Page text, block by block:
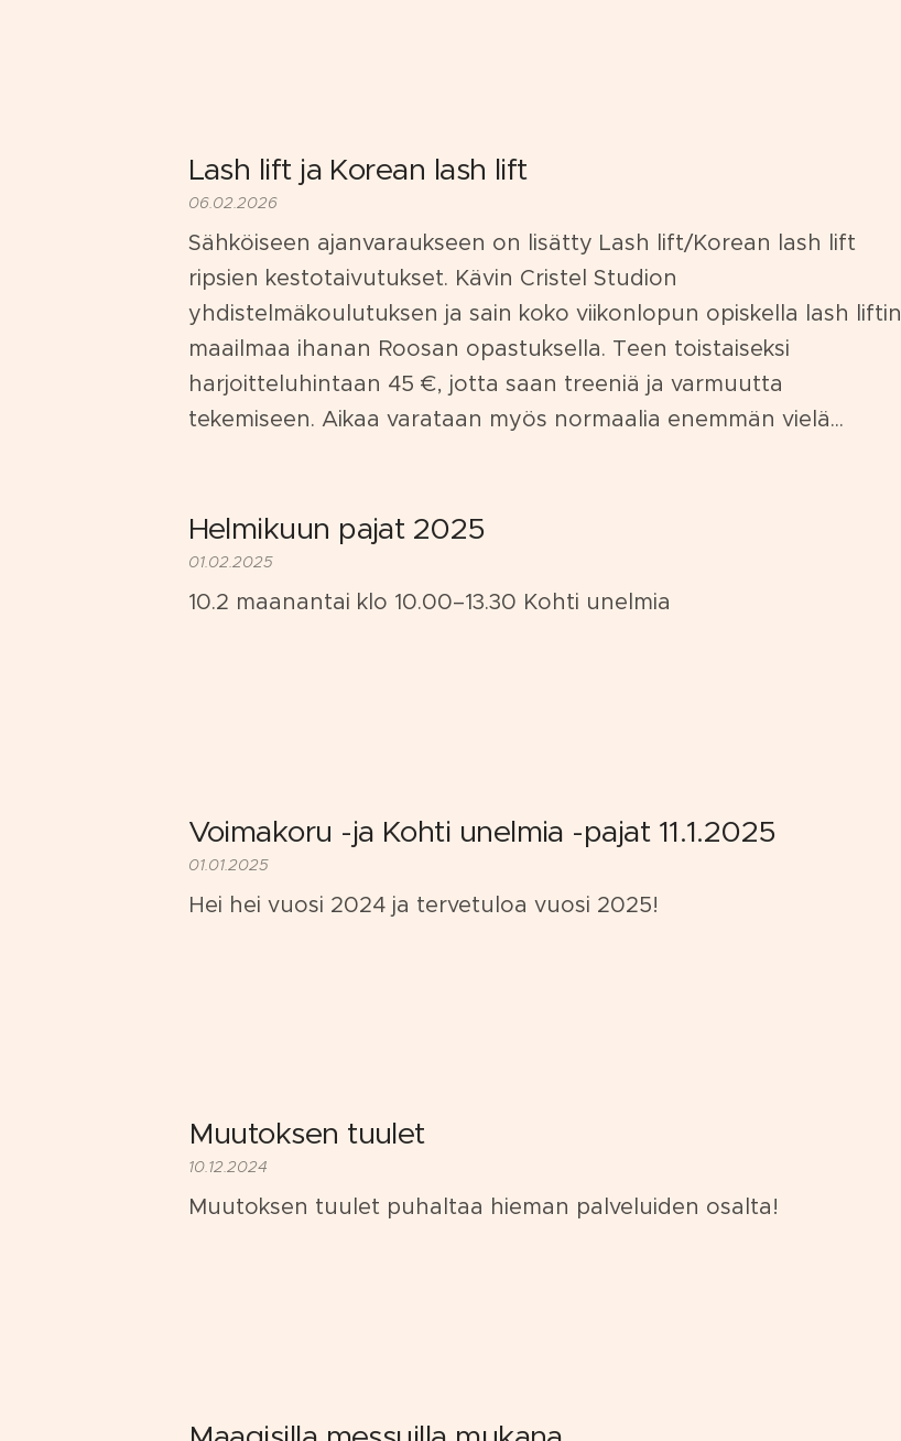
Lash lift ja Korean lash lift
06.02.2026
Sähköiseen ajanvaraukseen on lisätty Lash lift/Korean lash lift
ripsien kestotaivutukset. Kävin Cristel Studion
yhdistelmäkoulutuksen ja sain koko viikonlopun opiskella lash liftin
maailmaa ihanan Roosan opastuksella. Teen toistaiseksi
harjoitteluhintaan 45 €, jotta saan treeniä ja varmuutta
tekemiseen. Aikaa varataan myös normaalia enemmän vielä...
Helmikuun pajat 2025
01.02.2025
10.2 maanantai klo 10.00–13.30 Kohti unelmia
Voimakoru -ja Kohti unelmia -pajat 11.1.2025
01.01.2025
Hei hei vuosi 2024 ja tervetuloa vuosi 2025!
Muutoksen tuulet
10.12.2024
Muutoksen tuulet puhaltaa hieman palveluiden osalta!